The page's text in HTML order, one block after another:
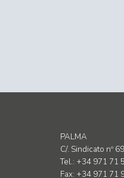
PALMA
C/. Sindicato nº
Tel.: +34 971 71
Fax: +34 971 71